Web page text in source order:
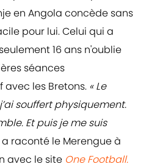
en Angola concède sans
pour lui. Celui qui a
16 ans n'oublie
séances
les Bretons. « Le
souffert physiquement.
Et puis je me suis
a raconté le Merengue à
avec le site One Football.